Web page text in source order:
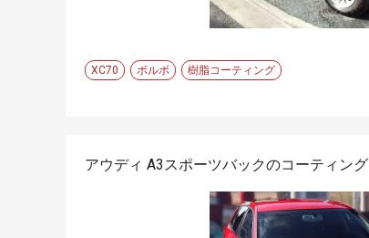
XC70 ボルボ 樹脂コーティング
アウディ A3スポーツバックのコーティング